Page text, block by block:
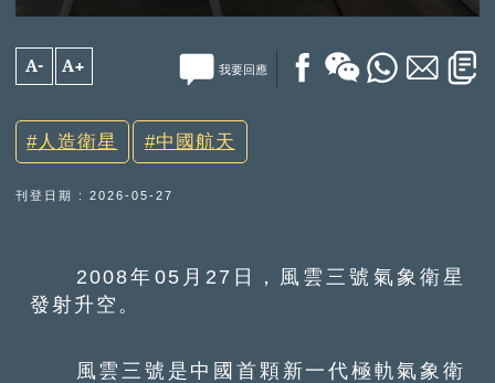
A- A+ 我要回應
人造衛星 中國航天
刊登日期 : 2026-05-27
2008年05月27日，風雲三號氣象衛星
發射升空。
風雲三號是中國首顆新一代極軌氣象衛